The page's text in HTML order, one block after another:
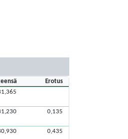
Erotus
0,135
0,435